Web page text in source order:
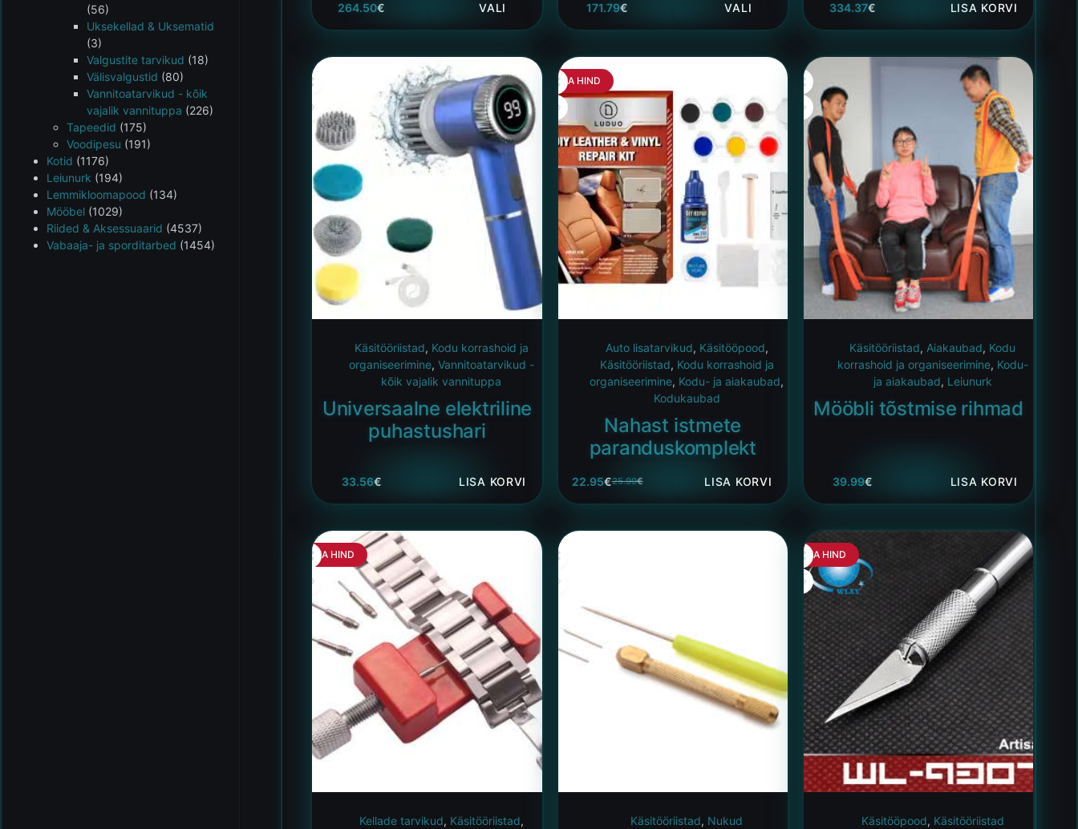
264.50€ VALI 171.79€ VALI 334.37€ LISA KORVI
Käsitööriistad, Kodu korrashoid ja
organiseerimine, Vannitoatarvikud -
kõik vajalik vannituppa
Universaalne elektriline
puhastushari
33.56€ LISA KORVI
HEA HIND
Auto lisatarvikud, Käsitööpood,
Käsitööriistad, Kodu korrashoid ja
organiseerimine, Kodu- ja aiakaubad,
Kodukaubad
Nahast istmete
paranduskomplekt
25.99€
22.95€ LISA KORVI
Käsitööriistad, Aiakaubad, Kodu
korrashoid ja organiseerimine, Kodu-
ja aiakaubad, Leiunurk
Mööbli tõstmise rihmad
39.99€ LISA KORVI
HEA HIND
Kellade tarvikud, Käsitööriistad,
Käsitööriistad, Nukud
HEA HIND
Käsitööpood, Käsitööriistad
(56)
Uksekellad & Uksematid
(3)
Valgustite tarvikud (18)
Välisvalgustid (80)
Vannitoatarvikud - kõik
vajalik vannituppa (226)
Tapeedid (175)
Voodipesu (191)
Kotid (1176)
Leiunurk (194)
Lemmikloomapood (134)
Mööbel (1029)
Riided & Aksessuaarid (4537)
Vabaaja- ja sporditarbed (1454)